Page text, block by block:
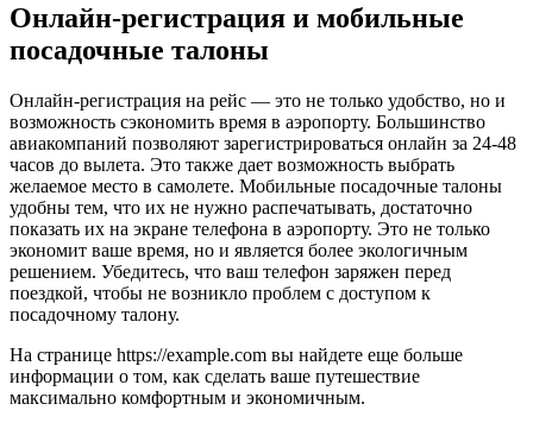
Онлайн-регистрация и мобильные
посадочные талоны
Онлайн-регистрация на рейс — это не только удобство, но и
возможность сэкономить время в аэропорту. Большинство
авиакомпаний позволяют зарегистрироваться онлайн за 24-48
часов до вылета. Это также дает возможность выбрать
желаемое место в самолете. Мобильные посадочные талоны
удобны тем, что их не нужно распечатывать, достаточно
показать их на экране телефона в аэропорту. Это не только
экономит ваше время, но и является более экологичным
решением. Убедитесь, что ваш телефон заряжен перед
поездкой, чтобы не возникло проблем с доступом к
посадочному талону.
На странице https://example.com вы найдете еще больше
информации о том, как сделать ваше путешествие
максимально комфортным и экономичным.